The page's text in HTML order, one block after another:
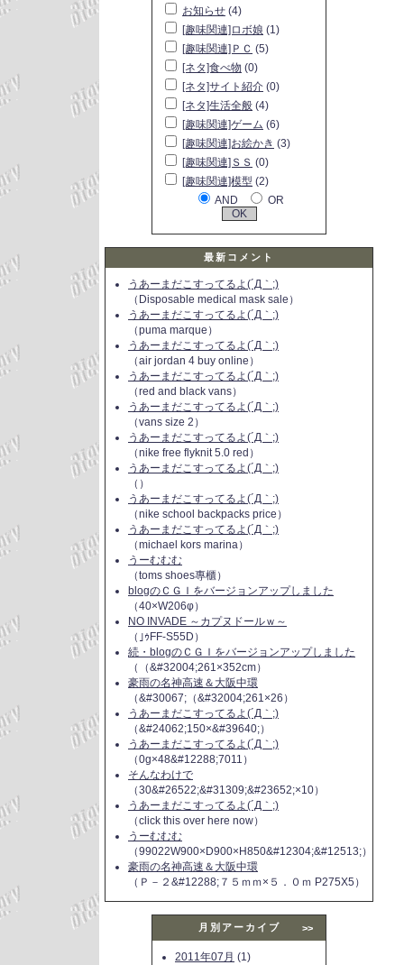
お知らせ (4)
[趣味関連]ロボ娘 (1)
[趣味関連]ＰＣ (5)
[ネタ]食べ物 (0)
[ネタ]サイト紹介 (0)
[ネタ]生活全般 (4)
[趣味関連]ゲーム (6)
[趣味関連]お絵かき (3)
[趣味関連]ＳＳ (0)
[趣味関連]模型 (2)
AND
OR
最新コメント
うあーまだこすってるよ(´Д｀;)
（Disposable medical mask sale）
うあーまだこすってるよ(´Д｀;)
（puma marque）
うあーまだこすってるよ(´Д｀;)
（air jordan 4 buy online）
うあーまだこすってるよ(´Д｀;)
（red and black vans）
うあーまだこすってるよ(´Д｀;)
（vans size 2）
うあーまだこすってるよ(´Д｀;)
（nike free flyknit 5.0 red）
うあーまだこすってるよ(´Д｀;)
（）
うあーまだこすってるよ(´Д｀;)
（nike school backpacks price）
うあーまだこすってるよ(´Д｀;)
（michael kors marina）
うーむむむ
（toms shoes專櫃）
blogのＣＧＩをバージョンアップしました
（40×W206φ）
NO INVADE ～カプヌドールｗ～
（｣ｩFF-S55D）
続・blogのＣＧＩをバージョンアップしました
（（&#32004;261×352cm）
豪雨の名神高速＆大阪中環
（&#30067;（&#32004;261×26）
うあーまだこすってるよ(´Д｀;)
（&#24062;150×&#39640;）
うあーまだこすってるよ(´Д｀;)
（0g×48&#12288;7011）
そんなわけで
（30&#26522;&#31309;&#23652;×10）
うあーまだこすってるよ(´Д｀;)
（click this over here now）
うーむむむ
（99022W900×D900×H850&#12304;&#12513;）
豪雨の名神高速＆大阪中環
（Ｐ－２&#12288;７５ｍｍ×５．０ｍ P275X5）
月別アーカイブ >>
2011年07月 (1)